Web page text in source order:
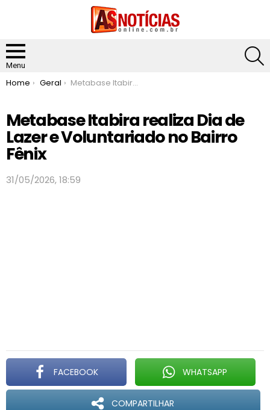
Menu
You are here:
Home Geral Metabase Itabira realiza Dia de Lazer e Voluntariado no Bairro Fênix
Metabase Itabira realiza Dia de
Lazer e Voluntariado no Bairro
Fênix
31/05/2026, 18:59
FACEBOOK WHATSAPP
COMPARTILHAR